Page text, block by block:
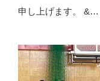
申し上げます。 &…